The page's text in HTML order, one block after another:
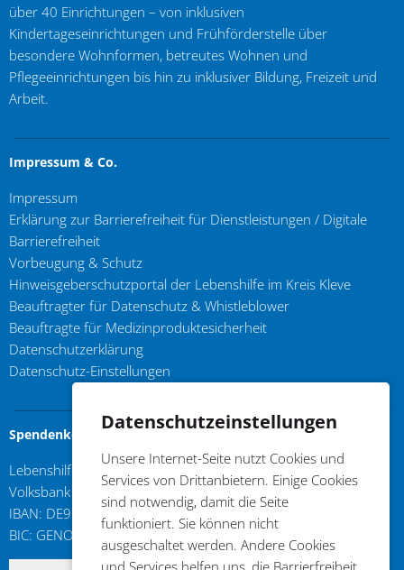
Datenschutzeinstellungen
Unsere Internet-Seite nutzt Cookies und
Services von Drittanbietern. Einige Cookies
sind notwendig, damit die Seite
funktioniert. Sie können nicht
ausgeschaltet werden. Andere Cookies
und Services helfen uns, die Barrierfreiheit
über 40 Einrichtungen – von inklusiven
Kindertageseinrichtungen und Frühförderstelle über
besondere Wohnformen, betreutes Wohnen und
Pflegeeinrichtungen bis hin zu inklusiver Bildung, Freizeit und
Arbeit.
Impressum & Co.
Impressum
Erklärung zur Barrierefreiheit für Dienstleistungen / Digitale
Barrierefreiheit
Vorbeugung & Schutz
Hinweisgeberschutzportal der Lebenshilfe im Kreis Kleve
Beauftragter für Datenschutz & Whistleblower
Beauftragte für Medizinproduktesicherheit
Datenschutzerklärung
Datenschutz-Einstellungen
Spendenkonto
Lebenshilfe im Kreis Kleve e.V.
Volksbank an der Niers
IBAN: DE96 3206 1384 0103 6310 17
BIC: GENODED1GDL